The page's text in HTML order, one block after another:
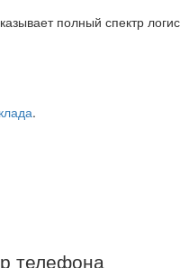
полный спектр
.
телефона